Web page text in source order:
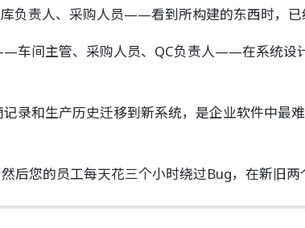
责人、采购人员——看到所构建的东西时，已
车间主管、采购人员、QC负责人——在系统设
录和生产历史迁移到新系统，是企业软件中最
后您的员工每天花三个小时绕过Bug，在新旧两